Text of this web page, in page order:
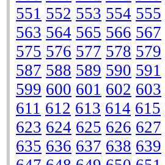
551 552 553 554 555
563 564 565 566 567
575 576 577 578 579
587 588 589 590 591
599 600 601 602 603
611 612 613 614 615
623 624 625 626 627
635 636 637 638 639